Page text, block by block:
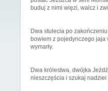
buduj z nimi więzi, walcz i
Dwa stulecia po
bowiem z pojedynczego jaja
wymarły.
Dwa królestwa, dwójka
nieszczęścia i szukaj